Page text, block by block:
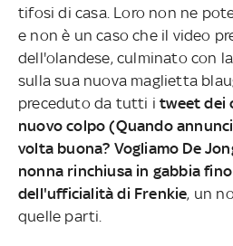
tifosi di casa. Loro non ne
e non è un caso che il video
dell'olandese, culminato con
sulla sua nuova maglietta
preceduto da tutti itweet dei
nuovo colpo (Quando
volta buona? Vogliamo De
nonna rinchiusa in gabbia
dell'ufficialità di Frenkie, un
quelle parti.